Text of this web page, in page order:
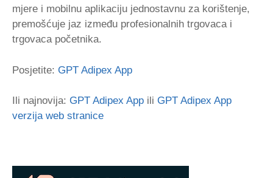
mjere i mobilnu aplikaciju jednostavnu za korištenje,
premošćuje jaz između profesionalnih trgovaca i
trgovaca početnika.
Posjetite: GPT Adipex App
Ili najnovija: GPT Adipex App ili GPT Adipex App
verzija web stranice